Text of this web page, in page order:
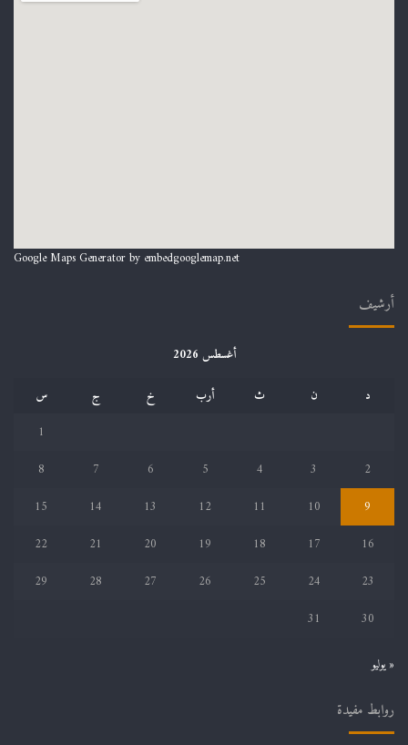
Google Maps Generator by embedgooglemap.net
أرشيف
أغسطس 2026
د
ن ث أرب خ ج
س
1
2
3
4
5
6
7
8
9
10
11
12
13
14
15
16
17
18
19
20
21
22
23
24
25
26
27
28
29
30
31
« يوليو
روابط مفيدة